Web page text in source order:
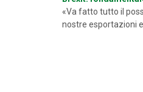
«Va fatto tutto il
nostre esportazioni